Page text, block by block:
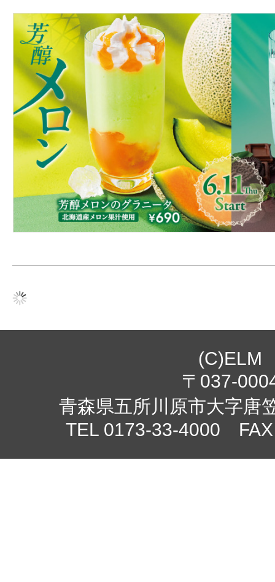
(C)ELM
〒037-
青森県五所川原市大字唐
TEL 0173-33-4000